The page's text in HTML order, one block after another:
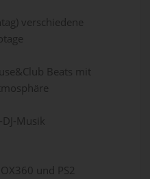
verschiedene
Beats mit
Musik
und PS2